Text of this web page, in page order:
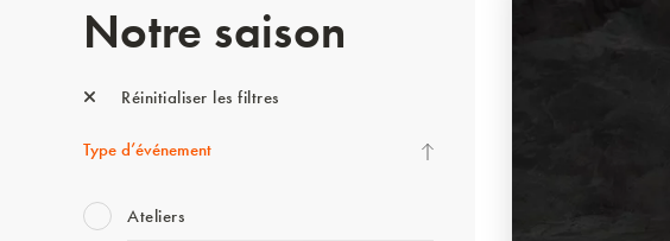
Notre saison
Réinitialiser les filtres
Type d’événement
Ateliers